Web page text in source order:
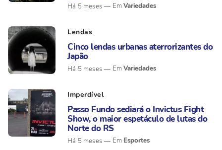
Há 5 meses Variedades
Lendas
Cinco lendas urbanas aterrorizantes do
Japão
Há 5 meses Variedades
Imperdível
Passo Fundo sediará o Invictus Fight
Show, o maior espetáculo de lutas do
Norte do RS
Há 5 meses Esportes